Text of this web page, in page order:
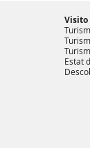
Visito
Estat